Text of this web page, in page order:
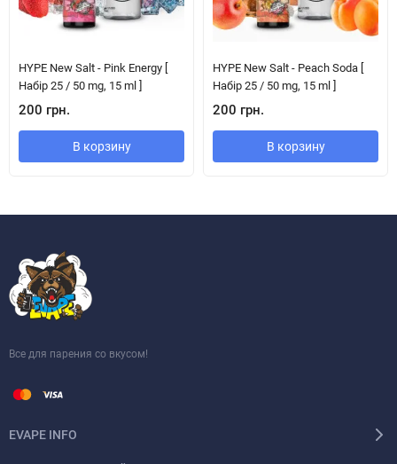
HYPE New Salt - Pink Energy [
Набір 25 / 50 mg, 15 ml ]
200 грн.
В корзину
HYPE New Salt - Peach Soda [
Набір 25 / 50 mg, 15 ml ]
200 грн.
В корзину
Все для парения со вкусом!
EVAPE INFO